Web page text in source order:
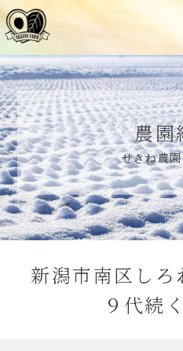
農園
せきね農
新潟市南区しろ
９代続